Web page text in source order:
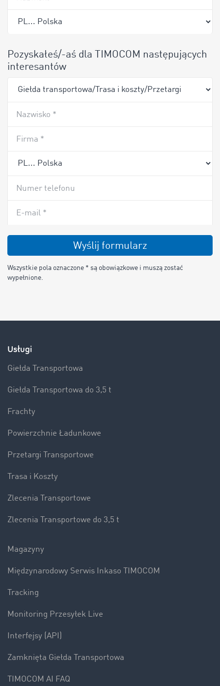
Pozyskałeś/-aś dla TIMOCOM następujących
interesantów
Nazwisko *
Firma *
Numer telefonu
E-mail *
Wyślij formularz
Wszystkie pola oznaczone * są obowiązkowe i muszą zostać
wypełnione.
Usługi
Giełda Transportowa
Giełda Transportowa do 3,5 t
Frachty
Powierzchnie Ładunkowe
Przetargi Transportowe
Trasa i Koszty
Zlecenia Transportowe
Zlecenia Transportowe do 3,5 t
Magazyny
Międzynarodowy Serwis Inkaso TIMOCOM
Tracking
Monitoring Przesyłek Live
Interfejsy (API)
Zamknięta Giełda Transportowa
TIMOCOM AI FAQ